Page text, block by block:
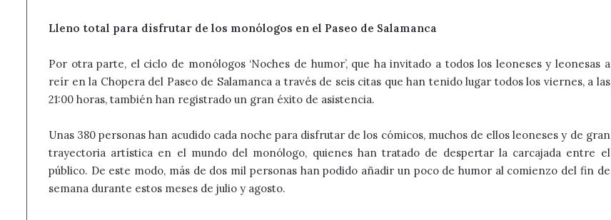
Lleno total para disfrutar de los monólogos en el Paseo de Salamanca
Por otra parte, el ciclo de monólogos ‘Noches de humor’, que ha invitado a todos los leoneses y leonesas a
reír en la Chopera del Paseo de Salamanca a través de seis citas que han tenido lugar todos los viernes, a las
21:00 horas, también han registrado un gran éxito de asistencia.
Unas 380 personas han acudido cada noche para disfrutar de los cómicos, muchos de ellos leoneses y de gran
trayectoria artística en el mundo del monólogo, quienes han tratado de despertar la carcajada entre el
público. De este modo, más de dos mil personas han podido añadir un poco de humor al comienzo del fin de
semana durante estos meses de julio y agosto.